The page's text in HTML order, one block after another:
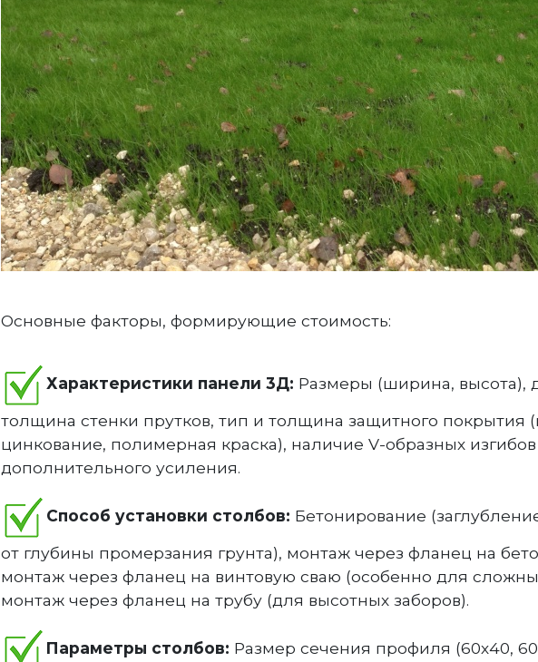
Основные факторы, формирующие стоимость:
Характеристики панели 3Д: Размеры (ширина, высота),
толщина стенки прутков, тип и толщина защитного покрытия
цинкование, полимерная краска), наличие V-образных
дополнительного усиления.
Способ установки столбов: Бетонирование
от глубины промерзания грунта), монтаж через фланец на
монтаж через фланец на винтовую сваю (особенно для
монтаж через фланец на трубу (для высотных заборов).
Параметры столбов: Размер сечения профиля (60х40,